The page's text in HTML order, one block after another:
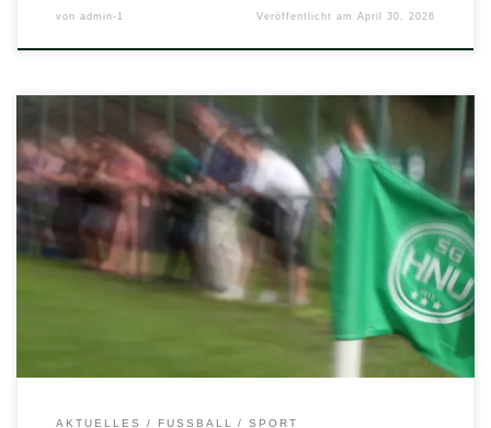
von admin-1 Veröffentlicht amApril 30, 2026
Folgende Fußballspiele sind fürs kommende Wochenende
geplant: Samstag, 25. April 2026 14.45 Uhr in WaldkappelC-
Jugend: JSG Meißnerland/Waldkappel – H/N/U/N 0:1
(0:0)Das goldene Tor schoss Noah Homeier 16.00 Uhr in
GroßalmerodeA-Jugend: FC Großalmerode – H/N/U/N 8:0
(3:0) Sonntag, 26. April 2026 11.30 Uhr in Herleshausen E-
Jugend: H/N/U – SV 07 Eschwege […]
AKTUELLES FUSSBALL SPORT